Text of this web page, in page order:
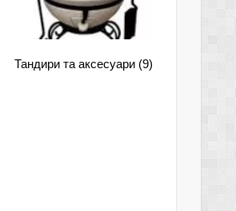
Тандири та аксесуари (9)